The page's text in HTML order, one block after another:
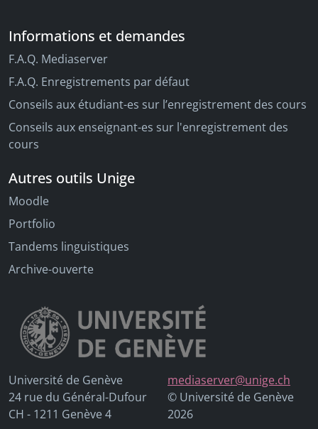
Informations et demandes
F.A.Q. Mediaserver
F.A.Q. Enregistrements par défaut
Conseils aux étudiant-es sur l’enregistrement des cours
Conseils aux enseignant-es sur l'enregistrement des
cours
Autres outils Unige
Moodle
Portfolio
Tandems linguistiques
Archive-ouverte
Université de Genève
24 rue du Général-Dufour
CH - 1211 Genève 4
mediaserver@unige.ch
© Université de Genève
2026